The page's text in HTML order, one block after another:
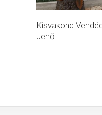
Kisvakond
Jenő